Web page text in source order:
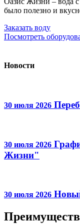
было полезно и
Заказать воду
Посмотреть
Новости
30 июля 2026
30 июля 2026
Жизни"
30 июля 2026